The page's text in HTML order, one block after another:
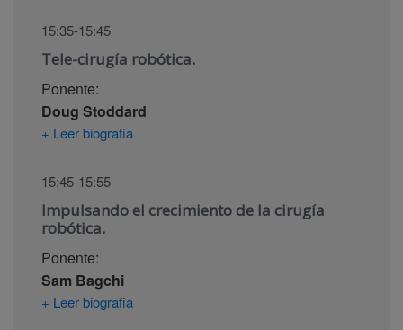
15:35-15:45
Tele-cirugía robótica.
Ponente:
Doug Stoddard
+ Leer biografia
15:45-15:55
Impulsando el crecimiento de la cirugía
robótica.
Ponente:
Sam Bagchi
+ Leer biografia